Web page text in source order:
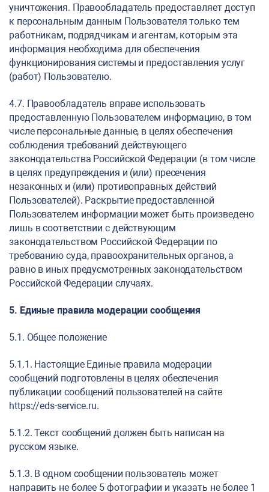
уничтожения. Правообладатель предоставляет доступ
к персональным данным Пользователя только тем
работникам, подрядчикам и агентам, которым эта
информация необходима для обеспечения
функционирования системы и предоставления услуг
(работ) Пользователю.
4.7. Правообладатель вправе использовать
предоставленную Пользователем информацию, в том
числе персональные данные, в целях обеспечения
соблюдения требований действующего
законодательства Российской Федерации (в том числе
в целях предупреждения и (или) пресечения
незаконных и (или) противоправных действий
Пользователей). Раскрытие предоставленной
Пользователем информации может быть произведено
лишь в соответствии с действующим
законодательством Российской Федерации по
требованию суда, правоохранительных органов, а
равно в иных предусмотренных законодательством
Российской Федерации случаях.
5. Единые правила модерации сообщения
5.1. Общее положение
5.1.1. Настоящие Единые правила модерации
сообщений подготовлены в целях обеспечения
публикации сообщений пользователей на сайте
https://eds-service.ru.
5.1.2. Текст сообщений должен быть написан на
русском языке.
5.1.3. В одном сообщении пользователь может
направить не более 5 фотографии и указать не более 1